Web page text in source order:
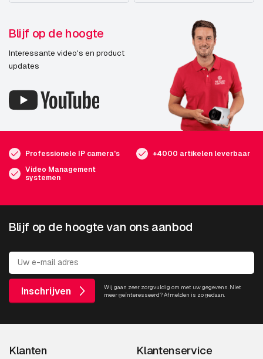
Blijf op de hoogte
Interessante video's en product
updates
Professionele IP camera's
+4000 artikelen leverbaar
Video Management
systemen
Blijf op de hoogte van ons aanbod
Inschrijven
Wij gaan zeer zorgvuldig om met uw gegevens. Niet
meer geïnteresseerd? Afmelden is zo gedaan.
Klanten Klantenservice